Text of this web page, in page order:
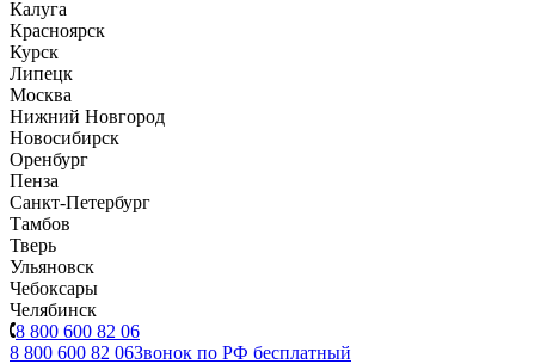
Калуга
Красноярск
Курск
Липецк
Москва
Нижний Новгород
Новосибирск
Оренбург
Пенза
Санкт-Петербург
Тамбов
Тверь
Ульяновск
Чебоксары
Челябинск
8 800 600 82 06
8 800 600 82 06Звонок по РФ бесплатный